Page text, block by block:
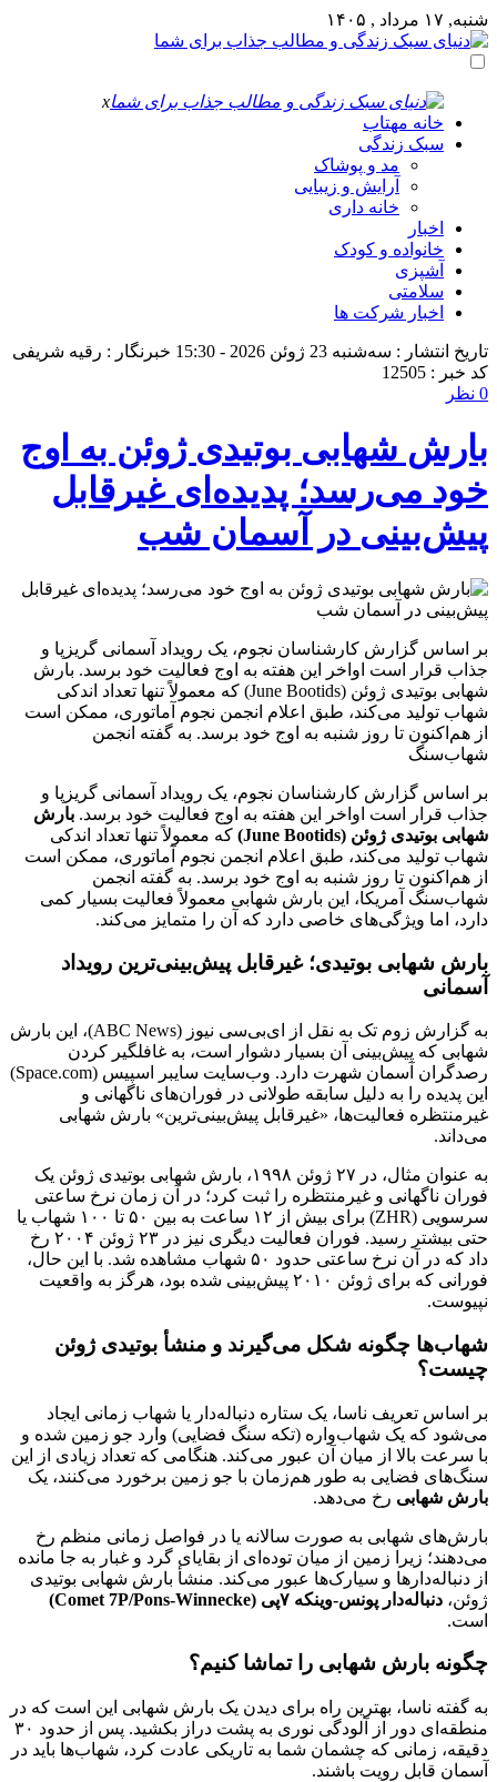
شنبه, ۱۷ مرداد , ۱۴۰۵
x
خانه مهتاب
سبک زندگی
مد و پوشاک
آرایش و زیبایی
خانه داری
اخبار
خانواده و کودک
آشپزی
سلامتی
اخبار شرکت ها
تاریخ انتشار : سه‌شنبه 23 ژوئن 2026 - 15:30
خبرنگار : رقیه شریفی
کد خبر : 12505
0 نظر
بارش شهابی بوتیدی ژوئن به اوج
خود می‌رسد؛ پدیده‌ای غیرقابل
پیش‌بینی در آسمان شب
بر اساس گزارش کارشناسان نجوم، یک رویداد آسمانی گریزپا و
جذاب قرار است اواخر این هفته به اوج فعالیت خود برسد. بارش
شهابی بوتیدی ژوئن (June Bootids) که معمولاً تنها تعداد اندکی
شهاب تولید می‌کند، طبق اعلام انجمن نجوم آماتوری، ممکن است
از هم‌اکنون تا روز شنبه به اوج خود برسد. به گفته انجمن
شهاب‌سنگ
بر اساس گزارش کارشناسان نجوم، یک رویداد آسمانی گریزپا و
جذاب قرار است اواخر این هفته به اوج فعالیت خود برسد. بارش
شهابی بوتیدی ژوئن (June Bootids)
که معمولاً تنها تعداد اندکی
شهاب تولید می‌کند، طبق اعلام انجمن نجوم آماتوری، ممکن است
از هم‌اکنون تا روز شنبه به اوج خود برسد. به گفته انجمن
شهاب‌سنگ آمریکا، این بارش شهابی معمولاً فعالیت بسیار کمی
دارد، اما ویژگی‌های خاصی دارد که آن را متمایز می‌کند.
بارش شهابی بوتیدی؛ غیرقابل پیش‌بینی‌ترین رویداد
آسمانی
به گزارش زوم تک به نقل از ای‌بی‌سی نیوز (ABC News)، این بارش
شهابی که پیش‌بینی آن بسیار دشوار است، به غافلگیر کردن
رصدگران آسمان شهرت دارد. وب‌سایت سایبر اسپیس (Space.com)
این پدیده را به دلیل سابقه طولانی در فوران‌های ناگهانی و
غیرمنتظره فعالیت‌ها، «غیرقابل پیش‌بینی‌ترین» بارش شهابی
می‌داند.
به عنوان مثال، در ۲۷ ژوئن ۱۹۹۸، بارش شهابی بوتیدی ژوئن یک
فوران ناگهانی و غیرمنتظره را ثبت کرد؛ در آن زمان نرخ ساعتی
سرسویی (ZHR) برای بیش از ۱۲ ساعت به بین ۵۰ تا ۱۰۰ شهاب یا
حتی بیشتر رسید. فوران فعالیت دیگری نیز در ۲۳ ژوئن ۲۰۰۴ رخ
داد که در آن نرخ ساعتی حدود ۵۰ شهاب مشاهده شد. با این حال،
فورانی که برای ژوئن ۲۰۱۰ پیش‌بینی شده بود، هرگز به واقعیت
نپیوست.
شهاب‌ها چگونه شکل می‌گیرند و منشأ بوتیدی ژوئن
چیست؟
بر اساس تعریف ناسا، یک ستاره دنباله‌دار یا شهاب زمانی ایجاد
می‌شود که یک شهاب‌واره (تکه سنگ فضایی) وارد جو زمین شده و
با سرعت بالا از میان آن عبور می‌کند. هنگامی که تعداد زیادی از این
سنگ‌های فضایی به طور هم‌زمان با جو زمین برخورد می‌کنند، یک
بارش شهابی رخ می‌دهد.
بارش‌های شهابی به صورت سالانه یا در فواصل زمانی منظم رخ
می‌دهند؛ زیرا زمین از میان توده‌ای از بقایای گرد و غبار به جا مانده
از دنباله‌دارها و سیارک‌ها عبور می‌کند. منشأ بارش شهابی بوتیدی
ژوئن، دنباله‌دار پونس-وینکه ۷پی (Comet 7P/Pons-Winnecke)
است.
چگونه بارش شهابی را تماشا کنیم؟
به گفته ناسا، بهترین راه برای دیدن یک بارش شهابی این است که در
منطقه‌ای دور از آلودگی نوری به پشت دراز بکشید. پس از حدود ۳۰
دقیقه، زمانی که چشمان شما به تاریکی عادت کرد، شهاب‌ها باید در
آسمان قابل رویت باشند.